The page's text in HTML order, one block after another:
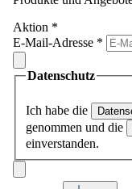
Aktion *
E-Mail-Adresse *
Datenschutz
Ich habe die
genommen und die
einverstanden.